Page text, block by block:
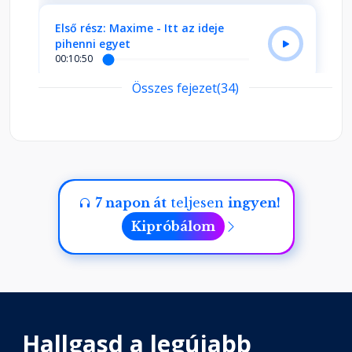
Első rész: Maxime - Itt az ideje
pihenni egyet
00:10:50
Berozsdásodott lélek
Fejezet hossza: 00:10:42
Ébresztő!
Fejezet hossza: 00:28:36
Összes fejezet(34)
7 napon átteljesen ingyen!
Kipróbálom
Hallgasd a legújabb